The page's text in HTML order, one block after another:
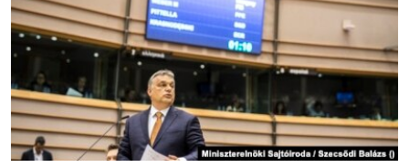
DEMOKRÁCIA
A PÉNZ NYOMÁBAN
EURÓPAI UNIÓ
VILÁG
KLÍMAVÁLTOZÁS